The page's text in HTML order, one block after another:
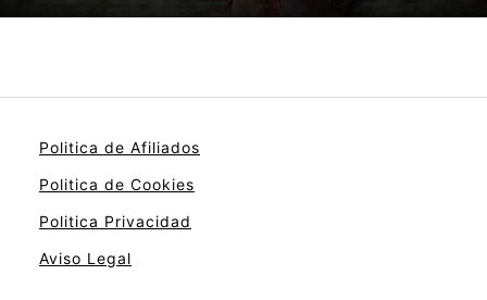
Politica de Afiliados
Politica de Cookies
Politica Privacidad
Aviso Legal